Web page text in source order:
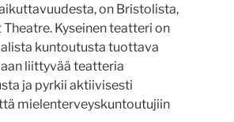
on Bristolista,
Kyseinen teatteri on
kuntoutusta tuottava
liittyvää teatteria
ja pyrkii aktiivisesti
mielenterveyskuntoutujiin